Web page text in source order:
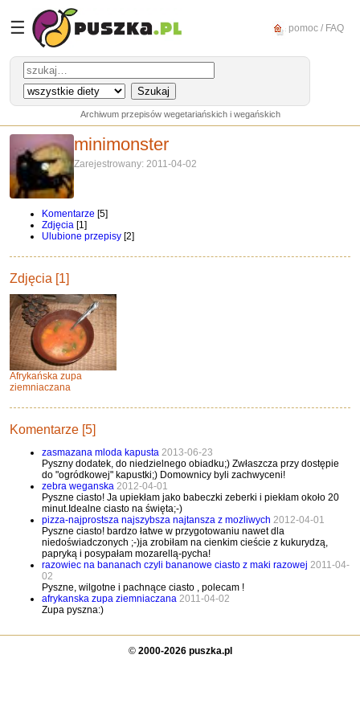
☰ pomoc / FAQ
Archiwum przepisów wegetariańskich i wegańskich
minimonster
Zarejestrowany: 2011-04-02
Komentarze [5]
Zdjęcia [1]
Ulubione przepisy [2]
Zdjęcia [1]
Afrykańska zupa
ziemniaczana
Komentarze [5]
zasmazana mloda kapusta 2013-06-23
Pyszny dodatek, do niedzielnego obiadku;) Zwłaszcza przy dostępie
do "ogródkowej" kapustki;) Domownicy byli zachwyceni!
zebra weganska 2012-04-01
Pyszne ciasto! Ja upiekłam jako babeczki zeberki i piekłam około 20
minut.Idealne ciasto na święta;-)
pizza-najprostsza najszybsza najtansza z mozliwych 2012-04-01
Pyszne ciasto! bardzo łatwe w przygotowaniu nawet dla
niedoświadczonych ;-)ja zrobiłam na cienkim cieście z kukurydzą,
papryką i posypałam mozarellą-pycha!
razowiec na bananach czyli bananowe ciasto z maki razowej 2011-04-
02
Pyszne, wilgotne i pachnące ciasto , polecam !
afrykanska zupa ziemniaczana 2011-04-02
Zupa pyszna:)
© 2000-2026 puszka.pl